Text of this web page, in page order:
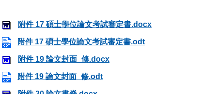
附件 17 碩士學位論文考試審定書.docx
附件 17 碩士學位論文考試審定書.odt
附件 19 論文封面_修.docx
附件 19 論文封面_修.odt